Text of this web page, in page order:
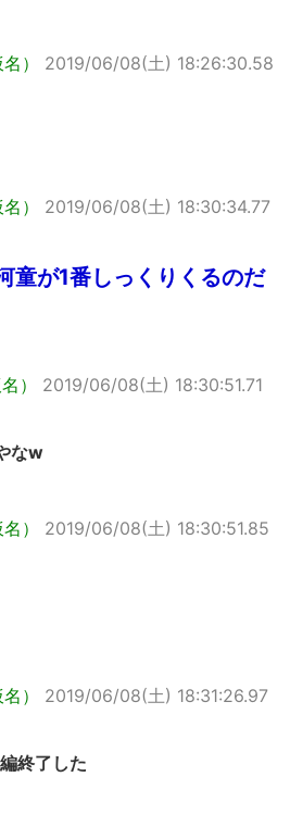
）
2019/06/08(土) 18:26:30.58
）
2019/06/08(土) 18:30:34.77
童が1番しっくりくるのだ
）
2019/06/08(土) 18:30:51.71
なw
）
2019/06/08(土) 18:30:51.85
）
2019/06/08(土) 18:31:26.97
終了した